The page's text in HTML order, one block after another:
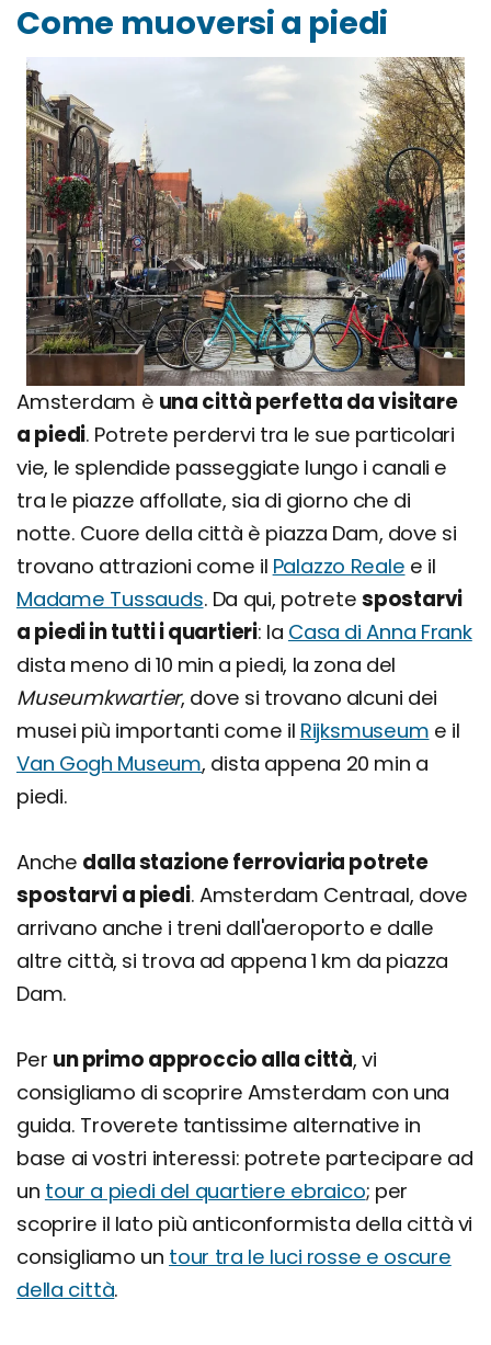
Come muoversi a piedi
Amsterdam è una città perfetta da visitare
a piedi. Potrete perdervi tra le sue particolari
vie, le splendide passeggiate lungo i canali e
tra le piazze affollate, sia di giorno che di
notte. Cuore della città è piazza Dam, dove si
trovano attrazioni come il Palazzo Reale e il
Madame Tussauds. Da qui, potrete spostarvi
a piedi in tutti i quartieri: la Casa di Anna Frank
dista meno di 10 min a piedi, la zona del
Museumkwartier, dove si trovano alcuni dei
musei più importanti come il Rijksmuseum e il
Van Gogh Museum, dista appena 20 min a
piedi.
Anche dalla stazione ferroviaria potrete
spostarvi a piedi. Amsterdam Centraal, dove
arrivano anche i treni dall'aeroporto e dalle
altre città, si trova ad appena 1 km da piazza
Dam.
Per un primo approccio alla città, vi
consigliamo di scoprire Amsterdam con una
guida. Troverete tantissime alternative in
base ai vostri interessi: potrete partecipare ad
un tour a piedi del quartiere ebraico; per
scoprire il lato più anticonformista della città vi
consigliamo un tour tra le luci rosse e oscure
della città.